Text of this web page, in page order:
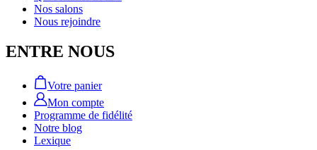
Nos salons
Nous rejoindre
ENTRE NOUS
Votre panier
Mon compte
Programme de fidélité
Notre blog
Lexique